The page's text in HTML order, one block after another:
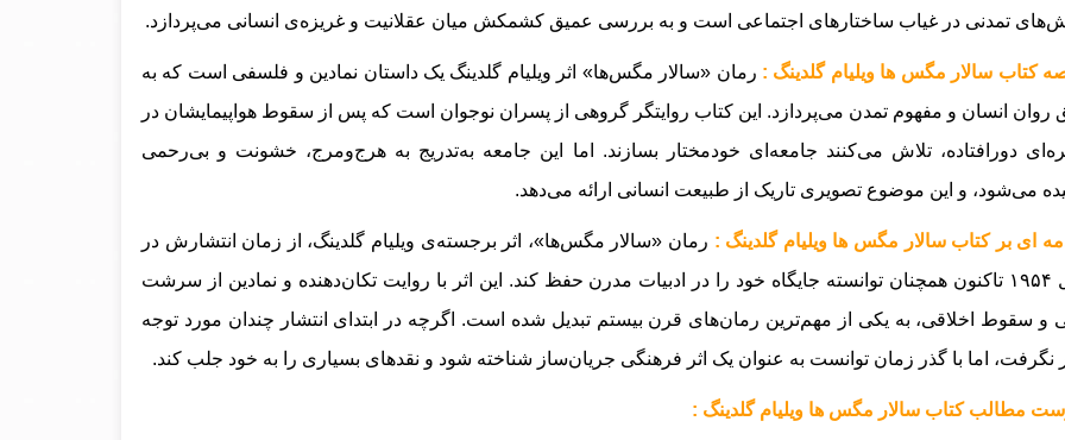
تمدنی در غیاب ساختارهای اجتماعی است و به بررسی عمیق کشمکش میان عقلانیت و غریزه‌ی انسانی می‌پردازد.
کتاب سالار مگس ها ویلیام گلدینگ : رمان «سالار مگس‌ها» اثر ویلیام گلدینگ یک داستان نمادین و فلسفی است که به
روان انسان و مفهوم تمدن می‌پردازد. این کتاب روایتگر گروهی از پسران نوجوان است که پس از سقوط هواپیمایشان در
دورافتاده، تلاش می‌کنند جامعه‌ای خودمختار بسازند. اما این جامعه به‌تدریج به هرج‌ومرج، خشونت و بی‌رحمی
می‌شود، و این موضوع تصویری تاریک از طبیعت انسانی ارائه می‌دهد.
ای بر کتاب سالار مگس ها ویلیام گلدینگ : رمان «سالار مگس‌ها»، اثر برجسته‌ی ویلیام گلدینگ، از زمان انتشارش در
سال ۱۹۵۴ تاکنون همچنان توانسته جایگاه خود را در ادبیات مدرن حفظ کند. این اثر با روایت تکان‌دهنده و نمادین از سرشت
و سقوط اخلاقی، به یکی از مهم‌ترین رمان‌های قرن بیستم تبدیل شده است. اگرچه در ابتدای انتشار چندان مورد توجه
نگرفت، اما با گذر زمان توانست به عنوان یک اثر فرهنگی جریان‌ساز شناخته شود و نقدهای بسیاری را به خود جلب کند.
مطالب کتاب سالار مگس ها ویلیام گلدینگ :